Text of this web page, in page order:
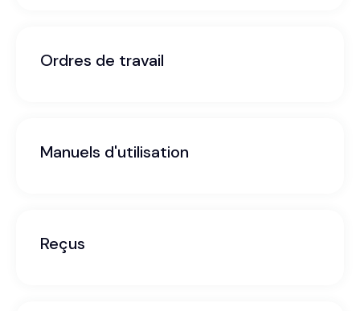
Ordres de travail
Manuels d'utilisation
Reçus